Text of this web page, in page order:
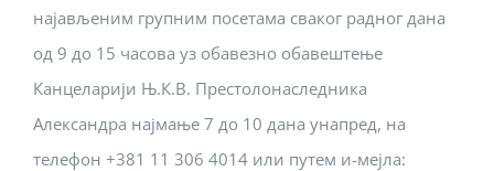
најављеним групним посетама сваког радног дана
од 9 до 15 часова уз обавезно обавештење
Канцеларији Њ.К.В. Престолонаследника
Александра најмање 7 до 10 дана унапред, на
телефон +381 11 306 4014 или путем и-мејла: